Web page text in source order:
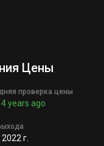
Цены
проверка цены
years ago
г.